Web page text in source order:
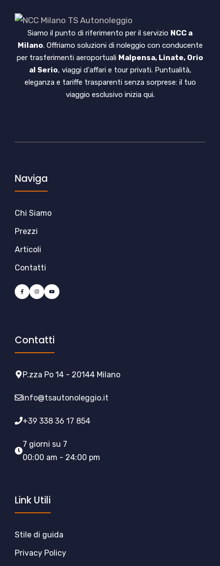
Siamo il punto di riferimento per il servizio NCC a
Milano. Offriamo soluzioni di noleggio con conducente
per trasferimenti aeroportuali Malpensa, Linate, Orio
al Serio, viaggi d'affari e tour privati. Puntualità,
eleganza e tariffe trasparenti senza sorprese: il tuo
viaggio esclusivo inizia qui.
Naviga
Chi Siamo
Prezzi
Articoli
Contatti
Contatti
P.zza Po 14 - 20144 Milano
info@tsautonoleggio.it
+39 338 36 17 854
7 giorni su 7
00:00 am - 24:00 pm
Link Utili
Stile di guida
Privacy Policy